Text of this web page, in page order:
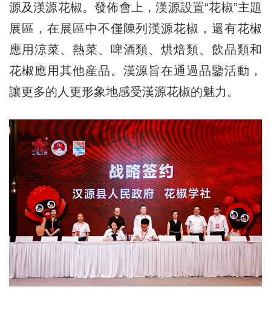
源及漢源花椒。發佈會上，漢源設置“花椒”主題
展區，在展區中不僅陳列漢源花椒，還有花椒
應用涼菜、熱菜、啤酒類、烘焙類、飲品類和
花椒應用其他産品。漢源旨在通過品鑒活動，
讓更多的人更形象地感受漢源花椒的魅力。